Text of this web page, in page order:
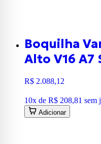
Boquilha
Alto V16 A7
R$ 2.088,12
10x de R$ 208,81 sem
Adicionar